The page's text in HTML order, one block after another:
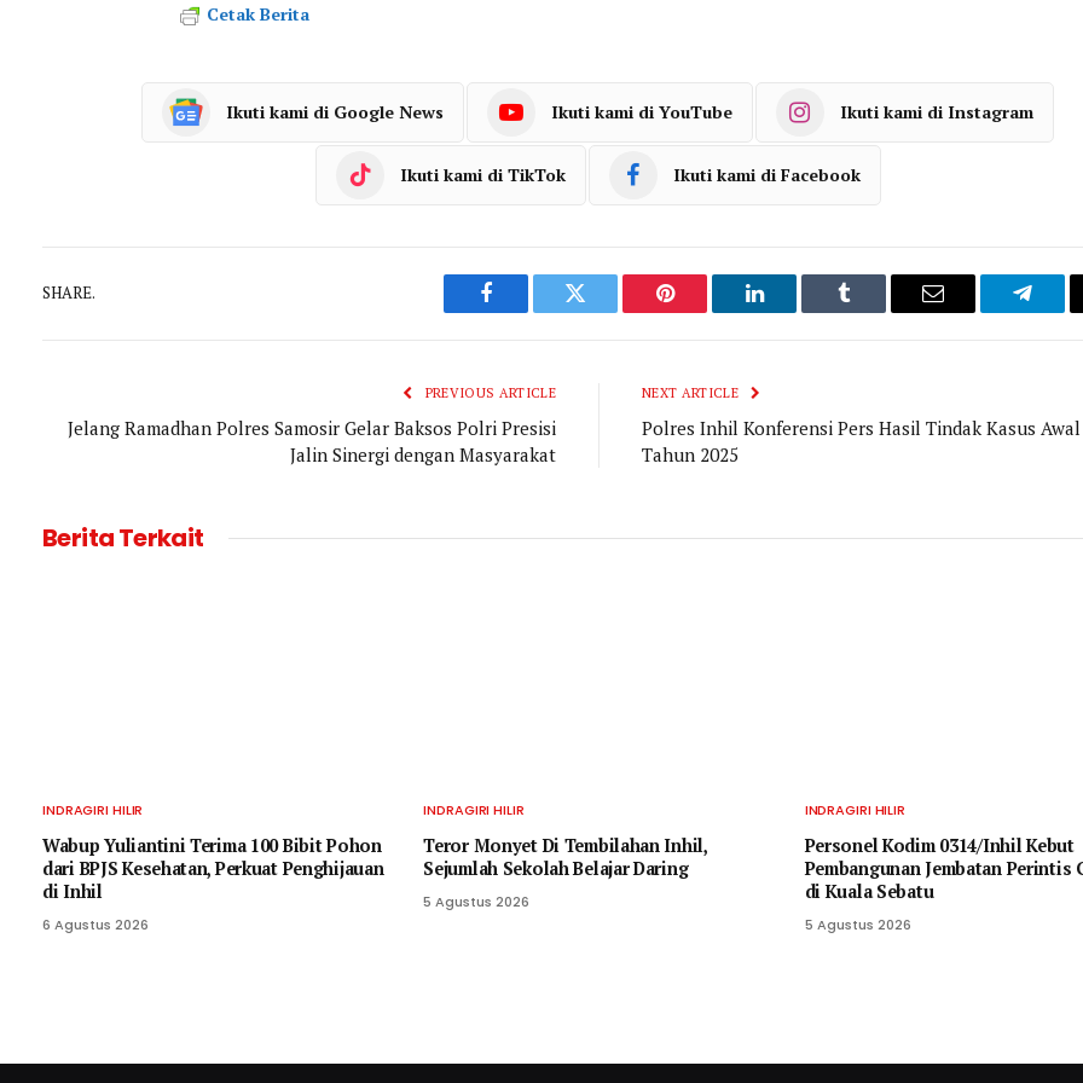
Cetak Berita
Ikuti kami di Google News Ikuti kami di YouTube Ikuti kami di Instagram
Ikuti kami di TikTok Ikuti kami di Facebook
SHARE.
Facebook Twitter Pinterest LinkedIn Tumblr Email
PREVIOUS ARTICLE
Jelang Ramadhan Polres Samosir Gelar Baksos Polri Presisi
Jalin Sinergi dengan Masyarakat
NEXT ARTICLE
Polres Inhil Konferensi Pers Hasil Tindak Kasus Awal
Tahun 2025
Berita Terkait
INDRAGIRI HILIR
Wabup Yuliantini Terima 100 Bibit Pohon
dari BPJS Kesehatan, Perkuat Penghijauan
di Inhil
6 Agustus 2026
INDRAGIRI HILIR
Teror Monyet Di Tembilahan Inhil,
Sejumlah Sekolah Belajar Daring
5 Agustus 2026
INDRAGIRI HILIR
Personel Kodim 0314/Inhil Kebut
Pembangunan Jembatan Perintis
di Kuala Sebatu
5 Agustus 2026